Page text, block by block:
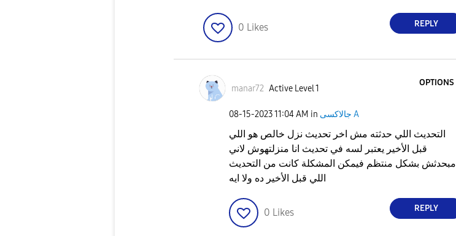
0 Likes REPLY
manar72 Active Level 1
OPTIONS
‎08-15-202311:04 AM in جالاكسى A
التحديث اللي حدثته مش اخر تحديث نزل خالص هو اللي
قبل الأخير يعتبر لسه في تحديث انا منزلتهوش لاني
مبحدثش بشكل منتظم فيمكن المشكلة كانت من التحديث
اللي قبل الأخير ده ولا ايه
0 Likes REPLY